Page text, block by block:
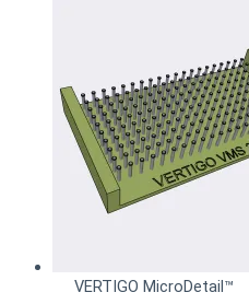
VERTIGO MicroDetail™